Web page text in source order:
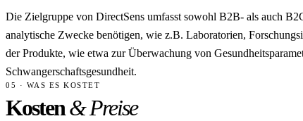
Die Zielgruppe von DirectSens umfasst sowohl B2B- als auch
analytische Zwecke benötigen, wie z.B. Laboratorien,
der Produkte, wie etwa zur Überwachung von
Schwangerschaftsgesundheit.
05 · WAS ES KOSTET
Kosten& Preise